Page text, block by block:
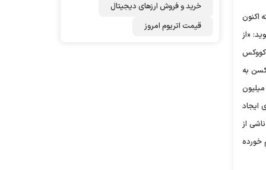
اکنون
«از
میلیون دوز واکسن را با کووکس
به‌
محقق نشد. محموله‌هایی از واکسن وارد کشور شد اما به اندازه قراردادهای منعقد شده نبود. مثل همان محموله ۶۰ میلیون
ایجاد
از
خورده
خرید و فروش ارزهای دیجیتال
قیمت اتریوم امروز